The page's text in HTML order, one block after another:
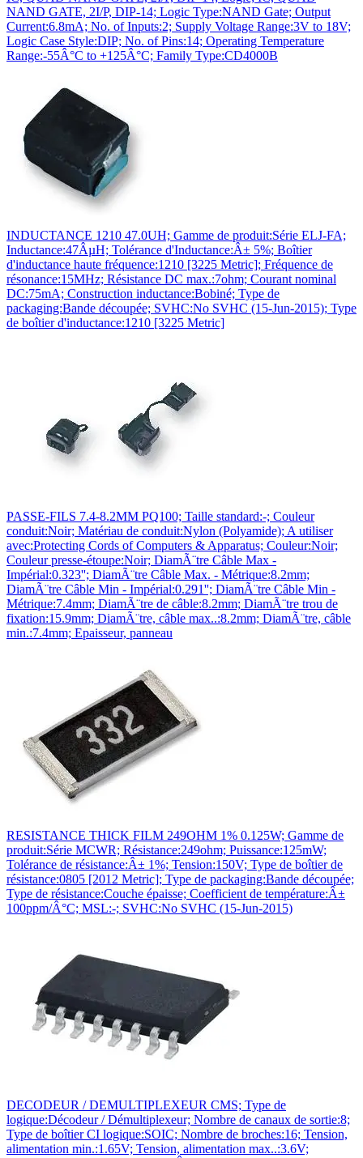
NAND GATE, 2I/P, DIP-14; Logic Type:NAND Gate; Output
Current:6.8mA; No. of Inputs:2; Supply Voltage Range:3V to 18V;
Logic Case Style:DIP; No. of Pins:14; Operating Temperature
Range:-55Â°C to +125Â°C; Family Type:CD4000B
INDUCTANCE 1210 47.0UH; Gamme de produit:Série ELJ-FA;
Inductance:47ÂµH; Tolérance d'Inductance:Â± 5%; Boîtier
d'inductance haute fréquence:1210 [3225 Metric]; Fréquence de
résonance:15MHz; Résistance DC max.:7ohm; Courant nominal
DC:75mA; Construction inductance:Bobiné; Type de
packaging:Bande découpée; SVHC:No SVHC (15-Jun-2015); Type
de boîtier d'inductance:1210 [3225 Metric]
PASSE-FILS 7.4-8.2MM PQ100; Taille standard:-; Couleur
conduit:Noir; Matériau de conduit:Nylon (Polyamide); A utiliser
avec:Protecting Cords of Computers & Apparatus; Couleur:Noir;
Couleur presse-étoupe:Noir; DiamÃ¨tre Câble Max -
Impérial:0.323''; DiamÃ¨tre Câble Max. - Métrique:8.2mm;
DiamÃ¨tre Câble Min - Impérial:0.291''; DiamÃ¨tre Câble Min -
Métrique:7.4mm; DiamÃ¨tre de câble:8.2mm; DiamÃ¨tre trou de
fixation:15.9mm; DiamÃ¨tre, câble max..:8.2mm; DiamÃ¨tre, câble
min.:7.4mm; Epaisseur, panneau
RESISTANCE THICK FILM 249OHM 1% 0.125W; Gamme de
produit:Série MCWR; Résistance:249ohm; Puissance:125mW;
Tolérance de résistance:Â± 1%; Tension:150V; Type de boîtier de
résistance:0805 [2012 Metric]; Type de packaging:Bande découpée;
Type de résistance:Couche épaisse; Coefficient de température:Â±
100ppm/Â°C; MSL:-; SVHC:No SVHC (15-Jun-2015)
DECODEUR / DEMULTIPLEXEUR CMS; Type de
logique:Décodeur / Démultiplexeur; Nombre de canaux de sortie:8;
Type de boîtier CI logique:SOIC; Nombre de broches:16; Tension,
alimentation min.:1.65V; Tension, alimentation max..:3.6V;